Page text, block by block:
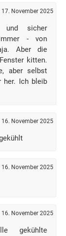
17. November 2025
und sicher
- von
Aber die
kitten.
aber selbst
her. Ich bleib
16. November 2025
16. November 2025
16. November 2025
gekühlte